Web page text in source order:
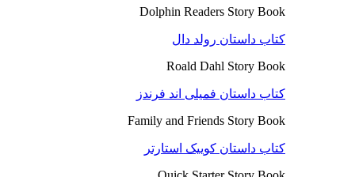
Dolphin Readers Story Book
کتاب داستان رولد دال
Roald Dahl Story Book
کتاب داستان فمیلی اند فرندز
Family and Friends Story Book
کتاب داستان کوییک استارتر